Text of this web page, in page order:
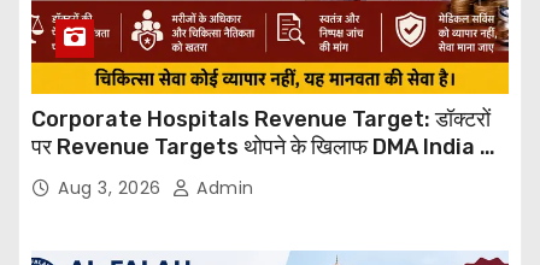
Corporate Hospitals Revenue Target: डॉक्टरों
पर Revenue Targets थोपने के खिलाफ DMA India का
बड़ा कदम, NHRC से Suo Motu जांच की मांग
Aug 3, 2026 Admin